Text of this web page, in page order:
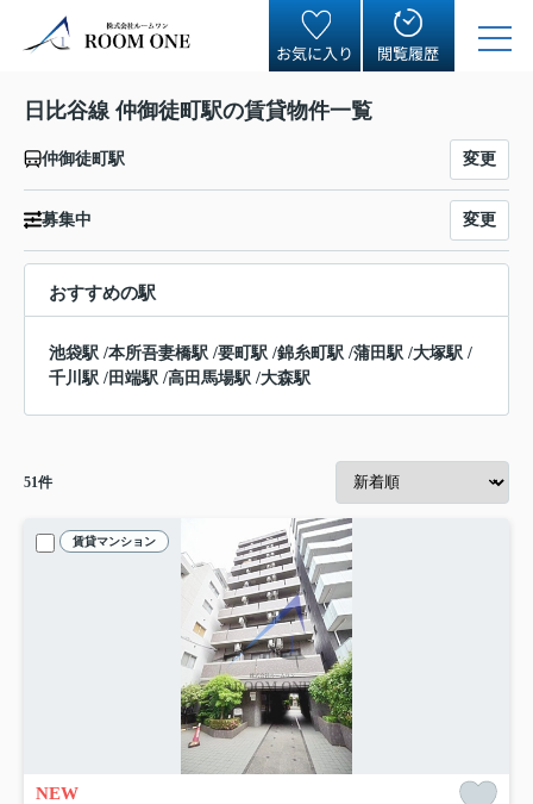
お気に入り 閲覧履歴
日比谷線 仲御徒町駅の賃貸物件一覧
仲御徒町駅 変更
募集中 変更
おすすめの駅
池袋駅 /本所吾妻橋駅 /要町駅 /錦糸町駅 /蒲田駅 /大塚駅 /
千川駅 /田端駅 /高田馬場駅 /大森駅
51件
賃貸マンション
NEW